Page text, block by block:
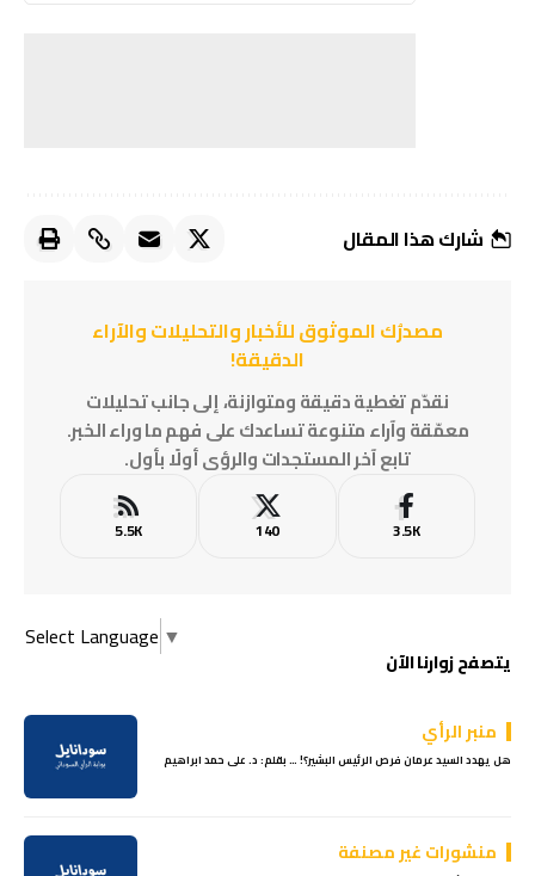
شارك هذا المقال
مصدرُك الموثوق للأخبار والتحليلات والآراء
الدقيقة!
نقدّم تغطية دقيقة ومتوازنة، إلى جانب تحليلات
معمّقة وآراء متنوعة تساعدك على فهم ما وراء الخبر.
تابع آخر المستجدات والرؤى أولًا بأول.
3.5K
140
5.5K
Select Language ▼
يتصفح زوارنا الآن
منبر الرأي
هل يهدد السيد عرمان فرص الرئيس البشير؟! … بقلم: د. على حمد ابراهيم
منشورات غير مصنفة